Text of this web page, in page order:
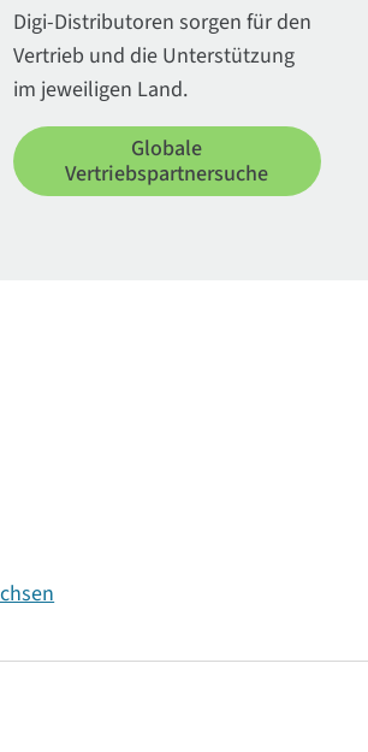
Digi-Distributoren sorgen für den
Vertrieb und die Unterstützung
im jeweiligen Land.
Globale
Vertriebspartnersuche